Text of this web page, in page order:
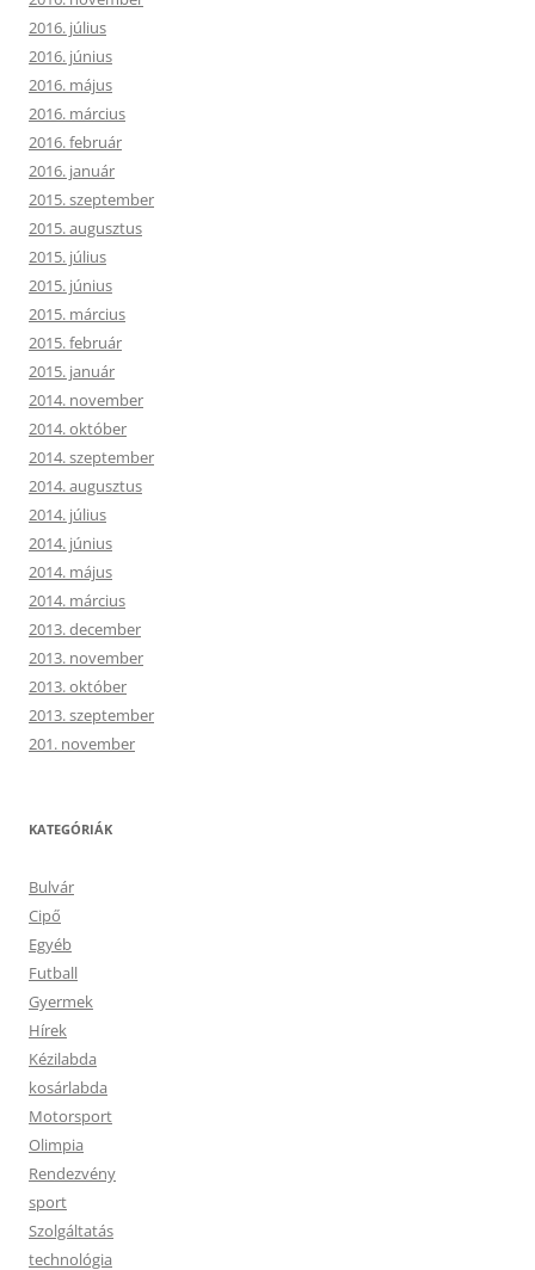
2016. július
2016. június
2016. május
2016. március
2016. február
2016. január
2015. szeptember
2015. augusztus
2015. július
2015. június
2015. március
2015. február
2015. január
2014. november
2014. október
2014. szeptember
2014. augusztus
2014. július
2014. június
2014. május
2014. március
2013. december
2013. november
2013. október
2013. szeptember
201. november
KATEGÓRIÁK
Bulvár
Cipő
Egyéb
Futball
Gyermek
Hírek
Kézilabda
kosárlabda
Motorsport
Olimpia
Rendezvény
sport
Szolgáltatás
technológia